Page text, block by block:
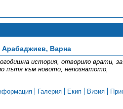
Арабаджиев, Варна
история, отворило врати,
пътя към новото, непознатото,
Галерия Екип Визия